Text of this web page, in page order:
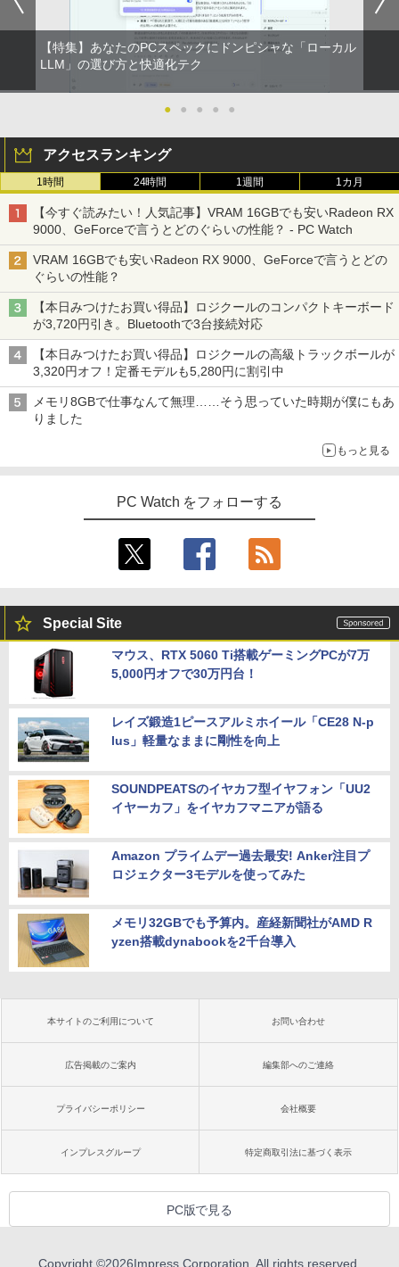
【特集】あなたのPCスペックにドンピシャな「ローカル
LLM」の選び方と快適化テク
● ● ● ● ●
アクセスランキング
1時間 24時間 1週間 1カ月
【今すぐ読みたい！人気記事】VRAM 16GBでも安いRadeon RX
9000、GeForceで言うとどのぐらいの性能？ - PC Watch
VRAM 16GBでも安いRadeon RX 9000、GeForceで言うとどの
ぐらいの性能？
【本日みつけたお買い得品】ロジクールのコンパクトキーボード
が3,720円引き。Bluetoothで3台接続対応
【本日みつけたお買い得品】ロジクールの高級トラックボールが
3,320円オフ！定番モデルも5,280円に割引中
メモリ8GBで仕事なんて無理……そう思っていた時期が僕にもあ
りました
もっと見る
PC Watch をフォローする
Special Site
マウス、RTX 5060 Ti搭載ゲーミングPCが7万
5,000円オフで30万円台！
レイズ鍛造1ピースアルミホイール「CE28 N-p
lus」軽量なままに剛性を向上
SOUNDPEATSのイヤカフ型イヤフォン「UU2
イヤーカフ」をイヤカフマニアが語る
Amazon プライムデー過去最安! Anker注目プ
ロジェクター3モデルを使ってみた
メモリ32GBでも予算内。産経新聞社がAMD R
yzen搭載dynabookを2千台導入
本サイトのご利用について お問い合わせ
広告掲載のご案内 編集部へのご連絡
プライバシーポリシー 会社概要
インプレスグループ 特定商取引法に基づく表示
PC版で見る
Copyright ©2026Impress Corporation. All rights reserved.